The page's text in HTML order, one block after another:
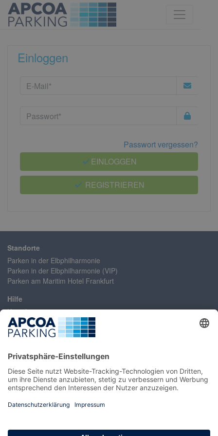
Einloggen
Passwort vergessen?
REGISTRIEREN
EINLOGGEN
Standorte
Parken in der Elbphilharmonie
Parken in der Elbphilharmonie (VIP)
Parken am Maritim Hotel Frankfurt
Hilfe
Kontakt
Erklärung zur Barrierefreiheit
Häufig gestellte Fragen
Registrieren
Mein Konto / Umbuchung
Umbuchung ohne Login
Information
Datenschutz